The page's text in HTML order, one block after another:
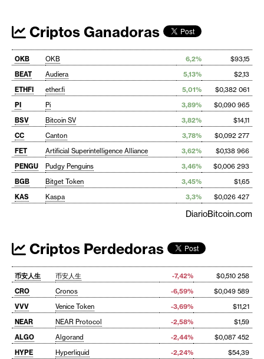
Criptos Ganadoras
OKB OKB 6,2%
$93,15
BEAT
Audiera 5,13%
$2,13
ETHFI
ether.fi 5,01%
$0,382 061
PI
Pi 3,89%
$0,090 965
BSV
Bitcoin SV 3,82%
$14,11
CC
Canton 3,78%
$0,092 277
FET
Artificial Superintelligence Alliance 3,62%
$0,138 966
PENGU
Pudgy Penguins 3,46%
$0,006 293
BGB
Bitget Token 3,45%
$1,65
KAS
Kaspa 3,3% $0,026 427
DiarioBitcoin.com
Criptos Perdedoras
币安人生 币安人生 -7,42%
$0,510 258
CRO
Cronos -6,59%
$0,049 589
VVV
Venice Token -3,69%
$11,21
NEAR
NEAR Protocol -2,58%
$1,59
ALGO
Algorand -2,44%
$0,087 452
HYPE
Hyperliquid -2,24%
$54,39